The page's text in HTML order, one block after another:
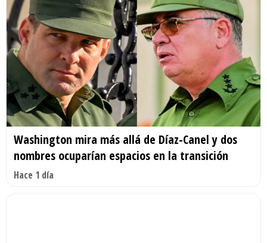
Washington mira más allá de Díaz-Canel y dos
nombres ocuparían espacios en la transición
Hace 1 día